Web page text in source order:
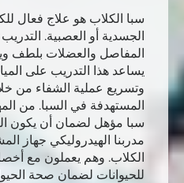
سبا الكلاب هو علاج فعال
الجسدية أو العصبية.
المفاصل والعضلات بلطف
يساعد هذا التدريب على
وتسريع عملية الشفاء من
المستهدفة في السبا. من
سبا مؤهل لضمان أن يكون
مدربنا الهيدروليكي جهاز
الكلاب. وهم يعملون مع
للحيوانات لضمان صحة